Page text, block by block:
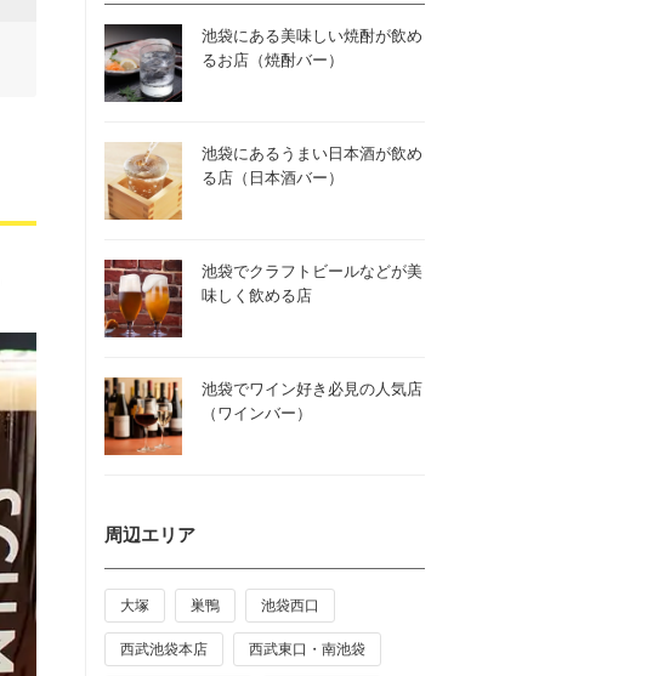
池袋にある美味しい焼酎が飲め
るお店（焼酎バー）
池袋にあるうまい日本酒が飲め
る店（日本酒バー）
池袋でクラフトビールなどが美
味しく飲める店
池袋でワイン好き必見の人気店
（ワインバー）
周辺エリア
大塚 巣鴨 池袋西口
西武池袋本店 西武東口・南池袋